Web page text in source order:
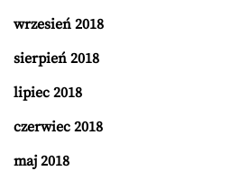
wrzesień 2018
sierpień 2018
lipiec 2018
czerwiec 2018
maj 2018